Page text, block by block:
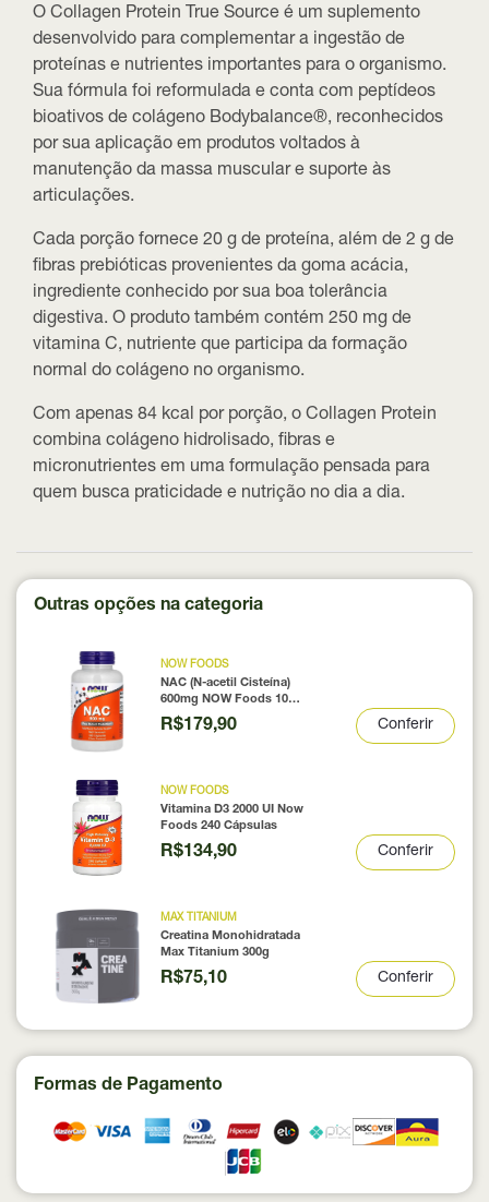
O Collagen Protein True Source é um suplemento
desenvolvido para complementar a ingestão de
proteínas e nutrientes importantes para o organismo.
Sua fórmula foi reformulada e conta com peptídeos
bioativos de colágeno Bodybalance®, reconhecidos
por sua aplicação em produtos voltados à
manutenção da massa muscular e suporte às
articulações.
Cada porção fornece 20 g de proteína, além de 2 g de
fibras prebióticas provenientes da goma acácia,
ingrediente conhecido por sua boa tolerância
digestiva. O produto também contém 250 mg de
vitamina C, nutriente que participa da formação
normal do colágeno no organismo.
Com apenas 84 kcal por porção, o Collagen Protein
combina colágeno hidrolisado, fibras e
micronutrientes em uma formulação pensada para
quem busca praticidade e nutrição no dia a dia.
Outras opções na categoria
NOW FOODS
NAC (N-acetil Cisteína)
600mg NOW Foods 100
Cápsulas
R$179,90 Conferir
NOW FOODS
Vitamina D3 2000 UI Now
Foods 240 Cápsulas
R$134,90 Conferir
MAX TITANIUM
Creatina Monohidratada
Max Titanium 300g
R$75,10 Conferir
Formas de Pagamento